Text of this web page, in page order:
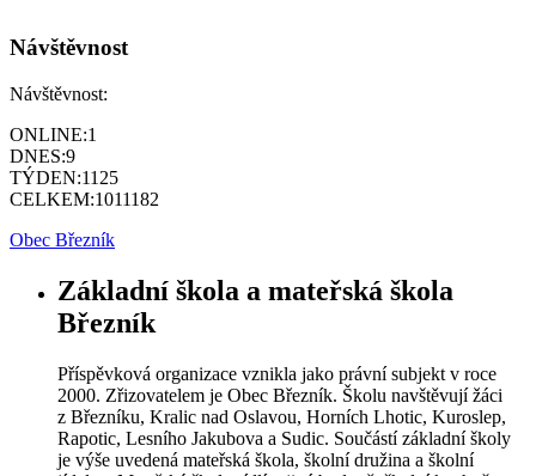
Návštěvnost
Návštěvnost:
ONLINE:1
DNES:9
TÝDEN:1125
CELKEM:1011182
Obec Březník
Základní škola a mateřská škola
Březník
Příspěvková organizace vznikla jako právní subjekt v roce
2000. Zřizovatelem je Obec Březník. Školu navštěvují žáci
z Březníku, Kralic nad Oslavou, Horních Lhotic, Kuroslep,
Rapotic, Lesního Jakubova a Sudic. Součástí základní školy
je výše uvedená mateřská škola, školní družina a školní